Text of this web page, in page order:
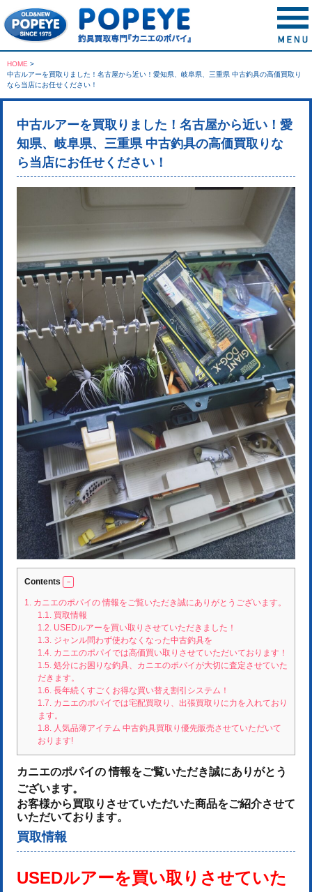
HOME >
中古ルアーを買取りました！名古屋から近い！愛知県、岐阜県、三重県 中古釣具の高価買取り
なら当店にお任せください！
中古ルアーを買取りました！名古屋から近い！愛
知県、岐阜県、三重県 中古釣具の高価買取りな
ら当店にお任せください！
Contents
1. カニエのポパイの 情報をご覧いただき誠にありがとうございます。
1.1.買取情報
1.2.USEDルアーを買い取りさせていただきました！
1.3.ジャンル問わず使わなくなった中古釣具を
1.4.カニエのポパイでは高価買い取りさせていただいております！
1.5.処分にお困りな釣具、カニエのポパイが大切に査定させていた
だきます。
1.6.長年続くすごくお得な買い替え割引システム！
1.7.カニエのポパイでは宅配買取り、出張買取りに力を入れており
ます。
1.8.人気品薄アイテム 中古釣具買取り優先販売させていただいて
おります!
カニエのポパイの 情報をご覧いただき誠にありがとう
ございます。
お客様から買取りさせていただいた商品をご紹介させて
いただいております。
買取情報
USEDルアーを買い取りさせていた